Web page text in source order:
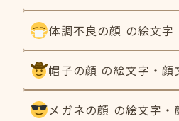
体調不良の顔 の絵文字
帽子の顔 の絵文字・顔
メガネの顔 の絵文字・